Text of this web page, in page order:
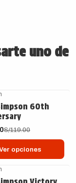
uno de
60th
S/119.00
opciones